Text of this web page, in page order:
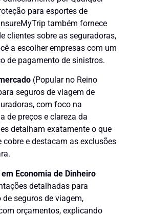
para esportes de
também fornece
clientes sobre as seguradoras,
a escolher empresas com um
de pagamento de sinistros.
(Popular no Reino
seguros de viagem de
com foco na
de preços e clareza da
detalham exatamente o que
cobre e destacam as exclusões
Economia de Dinheiro
detalhadas para
seguros de viagem,
orçamentos, explicando